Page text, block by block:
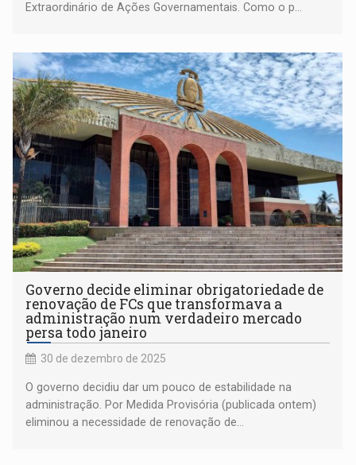
Extraordinário de Ações Governamentais. Como o p...
Governo decide eliminar obrigatoriedade de
renovação de FCs que transformava a
administração num verdadeiro mercado
persa todo janeiro
30 de dezembro de 2025
O governo decidiu dar um pouco de estabilidade na
administração. Por Medida Provisória (publicada ontem)
eliminou a necessidade de renovação de...